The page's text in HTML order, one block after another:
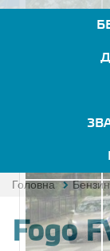
Головна
Fogo